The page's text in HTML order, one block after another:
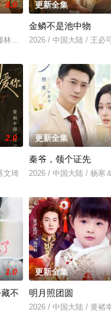
8.0
林＆马治邦
更新全集
金鳞不是池中物
2026 / 中国大陆 / 王必
2.0
文琦
更新全集
秦爷，领个证先
2026 / 中国大陆 / 杨寒
1.0
不
更新全集
明月照团圆
2026 / 中国大陆 / 黄褚